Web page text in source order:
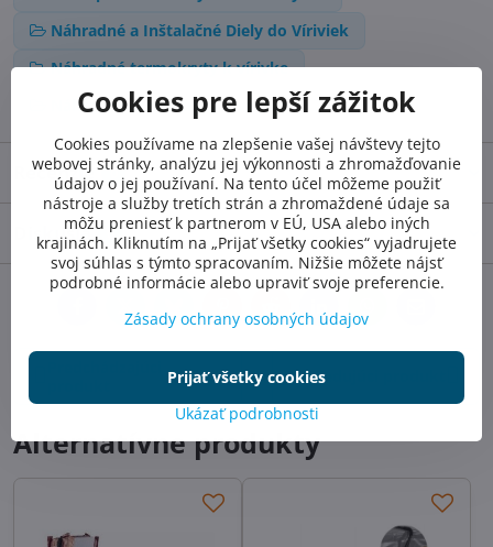
Náhradné a Inštalačné Diely do Víriviek
Náhradné termokryty k vírivke
Náhradné termokryty k vírivke
Recenzie 0
Diskusia 0
FacebookTwitterBlueskyPinterestReddit LinkedInWhatsApp
Nasledujúci produkt
Alternatívne produkty
Cookies pre lepší zážitok
Cookies používame na zlepšenie vašej návštevy tejto
webovej stránky, analýzu jej výkonnosti a zhromažďovanie
údajov o jej používaní. Na tento účel môžeme použiť
nástroje a služby tretích strán a zhromaždené údaje sa
môžu preniesť k partnerom v EÚ, USA alebo iných
krajinách. Kliknutím na „Prijať všetky cookies“ vyjadrujete
svoj súhlas s týmto spracovaním. Nižšie môžete nájsť
podrobné informácie alebo upraviť svoje preferencie.
Zásady ochrany osobných údajov
Ukázať podrobnosti
Prijať všetky cookies